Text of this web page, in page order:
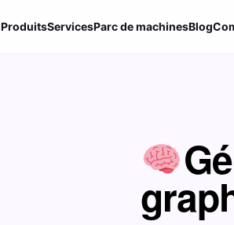
ProduitsServicesParc de machinesBlog